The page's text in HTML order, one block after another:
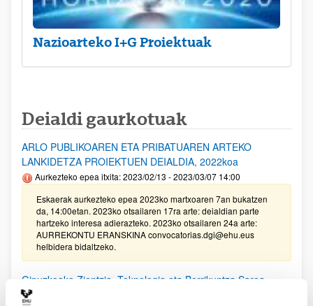
Nazioarteko I+G Proiektuak
Deialdi gaurkotuak
ARLO PUBLIKOAREN ETA PRIBATUAREN ARTEKO
LANKIDETZA PROIEKTUEN DEIALDIA, 2022koa
Aurkezteko epea itxita: 2023/02/13 - 2023/03/07 14:00
Eskaerak aurkezteko epea 2023ko martxoaren 7an bukatzen
da, 14:00etan. 2023ko otsailaren 17ra arte: deialdian parte
hartzeko interesa adierazteko. 2023ko otsailaren 24a arte:
AURREKONTU ERANSKINA convocatorias.dgi@ehu.eus
helbidera bidaltzeko.
Gipuzkoako Zientzia, Teknologia eta Berrikuntza Sarea
bultzatzeko Programaren laguntzak 2022